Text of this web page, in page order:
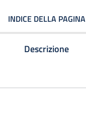
INDICE DELLA PAGINA
Descrizione